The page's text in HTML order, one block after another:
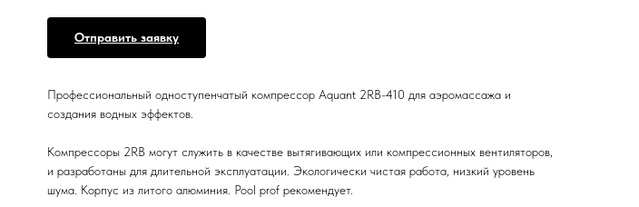
Отправить заявку
Профессиональный одноступенчатый компрессор Aquant 2RB-410 для аэромассажа и
создания водных эффектов.
Компрессоры 2RB могут служить в качестве вытягивающих или компрессионных вентиляторов,
и разработаны для длительной эксплуатации. Экологически чистая работа, низкий уровень
шума. Корпус из литого алюминия. Pool prof рекомендует.